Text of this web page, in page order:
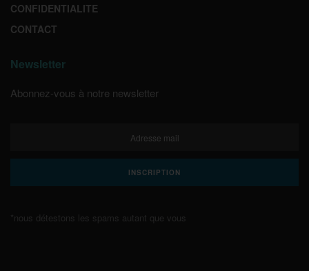
CONFIDENTIALITE
CONTACT
Newsletter
Abonnez-vous à notre newsletter
*nous détestons les spams autant que vous